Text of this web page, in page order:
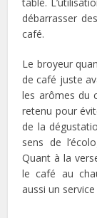
table.
débarrasser
café.
Le broyeur
de café juste
les arômes du
retenu pour
de la
sens de
Quant à la
le café au
aussi un